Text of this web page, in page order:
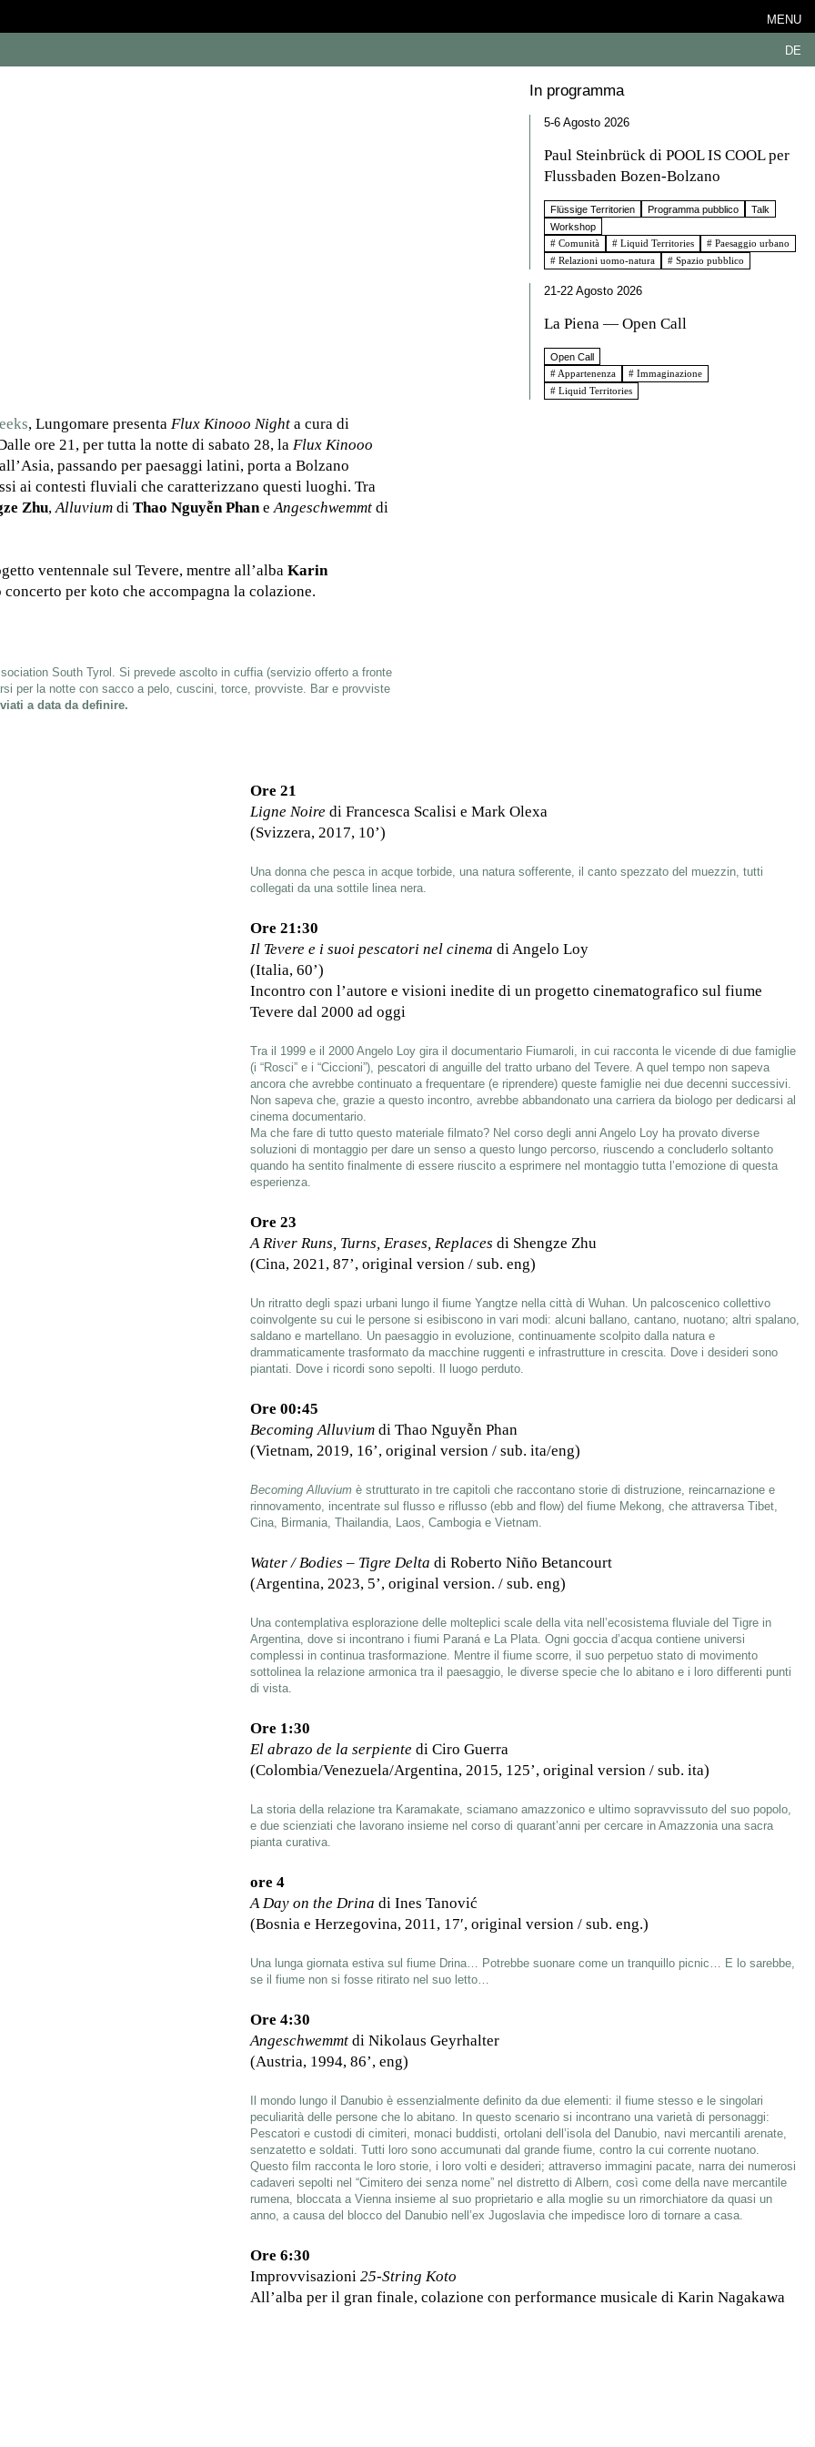
MENU
DE
In programma
5-6 Agosto 2026
Paul Steinbrück di POOL IS COOL per
Flussbaden Bozen-Bolzano
Flüssige Territorien Programma pubblico
Talk
Workshop
# Comunità
# Liquid Territories
# Paesaggio urbano
# Relazioni uomo-natura
# Spazio pubblico
21-22 Agosto 2026
La Piena — Open Call
Open Call
# Appartenenza
# Immaginazione
# Liquid Territories
, Lungomare presenta Flux Kinooo Nighta cura di
ore 21, per tutta la notte di sabato 28, la Flux Kinooo
passando per paesaggi latini, porta a Bolzano
ai contesti fluviali che caratterizzano questi luoghi. Tra
Zhu, Alluviumdi Thao Nguyễn Phane Angeschwemmtdi
ventennale sul Tevere, mentre all’alba Karin
per koto che accompagna la colazione.
South Tyrol . Si prevede ascolto in cuffia (servizio offerto a fronte
per la notte con sacco a pelo, cuscini, torce, provviste. Bar e provviste
a data da definire.
Ore 21
Ligne Noire di Francesca Scalisi e Mark Olexa
(Svizzera, 2017, 10’)
Una donna che pesca in acque torbide, una natura sofferente, il canto spezzato del muezzin, tutti
collegati da una sottile linea nera.
Ore 21:30
Il Tevere e i suoi pescatori nel cinemadi Angelo Loy
(Italia, 60’)
Incontro con l’autore e visioni inedite di un progetto cinematografico sul fiume
Tevere dal 2000 ad oggi
Tra il 1999 e il 2000 Angelo Loy gira il documentario Fiumaroli, in cui racconta le vicende di due famiglie
(i “Rosci” e i “Ciccioni”), pescatori di anguille del tratto urbano del Tevere. A quel tempo non sapeva
ancora che avrebbe continuato a frequentare (e riprendere) queste famiglie nei due decenni successivi.
Non sapeva che, grazie a questo incontro, avrebbe abbandonato una carriera da biologo per dedicarsi al
cinema documentario.
Ma che fare di tutto questo materiale filmato? Nel corso degli anni Angelo Loy ha provato diverse
soluzioni di montaggio per dare un senso a questo lungo percorso, riuscendo a concluderlo soltanto
quando ha sentito finalmente di essere riuscito a esprimere nel montaggio tutta l’emozione di questa
esperienza.
Ore 23
A River Runs, Turns, Erases, Replaces di Shengze Zhu
(Cina, 2021, 87’, original version / sub. eng)
Un ritratto degli spazi urbani lungo il fiume Yangtze nella città di Wuhan. Un palcoscenico collettivo
coinvolgente su cui le persone si esibiscono in vari modi: alcuni ballano, cantano, nuotano; altri spalano,
saldano e martellano. Un paesaggio in evoluzione, continuamente scolpito dalla natura e
drammaticamente trasformato da macchine ruggenti e infrastrutture in crescita. Dove i desideri sono
piantati. Dove i ricordi sono sepolti. Il luogo perduto.
Ore 00:45
Becoming Alluvium di Thao Nguyễn Phan
(Vietnam, 2019, 16’, original version / sub. ita/eng)
Becoming Alluvium è strutturato in tre capitoli che raccontano storie di distruzione, reincarnazione e
rinnovamento, incentrate sul flusso e riflusso (ebb and flow) del fiume Mekong, che attraversa Tibet,
Cina, Birmania, Thailandia, Laos, Cambogia e Vietnam.
Water / Bodies – Tigre Deltadi Roberto Niño Betancourt
(Argentina, 2023, 5’, original version. / sub. eng)
Una contemplativa esplorazione delle molteplici scale della vita nell’ecosistema fluviale del Tigre in
Argentina, dove si incontrano i fiumi Paraná e La Plata. Ogni goccia d’acqua contiene universi
complessi in continua trasformazione. Mentre il fiume scorre, il suo perpetuo stato di movimento
sottolinea la relazione armonica tra il paesaggio, le diverse specie che lo abitano e i loro differenti punti
di vista.
Ore 1:30
El abrazo de la serpiente di Ciro Guerra
(Colombia/Venezuela/Argentina, 2015, 125’, original version / sub. ita)
La storia della relazione tra Karamakate, sciamano amazzonico e ultimo sopravvissuto del suo popolo,
e due scienziati che lavorano insieme nel corso di quarant’anni per cercare in Amazzonia una sacra
pianta curativa.
ore 4
A Day on the Drina di Ines Tanović
(Bosnia e Herzegovina, 2011, 17′, original version / sub. eng.)
Una lunga giornata estiva sul fiume Drina… Potrebbe suonare come un tranquillo picnic… E lo sarebbe,
se il fiume non si fosse ritirato nel suo letto…
Ore 4:30
Angeschwemmt di Nikolaus Geyrhalter
(Austria, 1994, 86’, eng)
Il mondo lungo il Danubio è essenzialmente definito da due elementi: il fiume stesso e le singolari
peculiarità delle persone che lo abitano. In questo scenario si incontrano una varietà di personaggi:
Pescatori e custodi di cimiteri, monaci buddisti, ortolani dell’isola del Danubio, navi mercantili arenate,
senzatetto e soldati. Tutti loro sono accumunati dal grande fiume, contro la cui corrente nuotano.
Questo film racconta le loro storie, i loro volti e desideri; attraverso immagini pacate, narra dei numerosi
cadaveri sepolti nel “Cimitero dei senza nome” nel distretto di Albern, così come della nave mercantile
rumena, bloccata a Vienna insieme al suo proprietario e alla moglie su un rimorchiatore da quasi un
anno, a causa del blocco del Danubio nell’ex Jugoslavia che impedisce loro di tornare a casa.
Ore 6:30
Improvvisazioni25-String Koto
All’alba per il gran finale, colazione con performance musicale di Karin Nagakawa